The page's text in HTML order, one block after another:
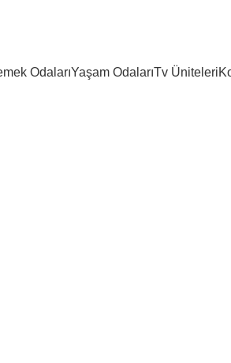
OdalarıYaşam OdalarıTv Üniteleri